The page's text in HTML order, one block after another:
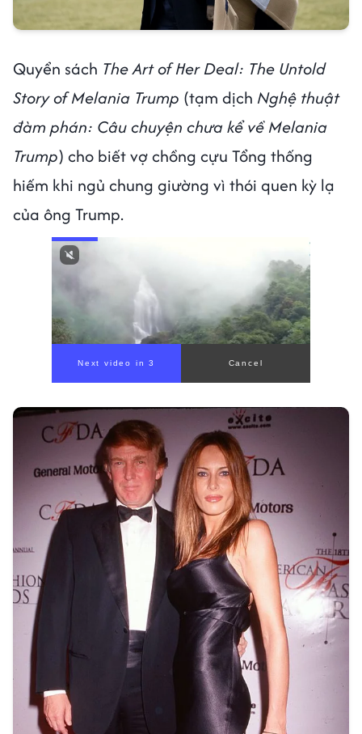
Quyển sách The Art of Her Deal: The Untold
Story of Melania Trump (tạm dịch Nghệ thuật
đàm phán: Câu chuyện chưa kể về Melania
Trump) cho biết vợ chồng cựu Tổng thống
hiếm khi ngủ chung giường vì thói quen kỳ lạ
của ông Trump.
Next video in 1 Cancel